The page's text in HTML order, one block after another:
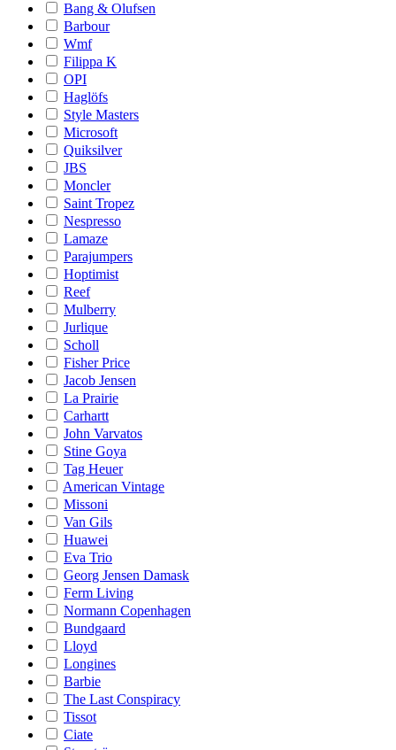
Bang & Olufsen
Barbour
Wmf
Filippa K
OPI
Haglöfs
Style Masters
Microsoft
Quiksilver
JBS
Moncler
Saint Tropez
Nespresso
Lamaze
Parajumpers
Hoptimist
Reef
Mulberry
Jurlique
Scholl
Fisher Price
Jacob Jensen
La Prairie
Carhartt
John Varvatos
Stine Goya
Tag Heuer
American Vintage
Missoni
Van Gils
Huawei
Eva Trio
Georg Jensen Damask
Ferm Living
Normann Copenhagen
Bundgaard
Lloyd
Longines
Barbie
The Last Conspiracy
Tissot
Ciate